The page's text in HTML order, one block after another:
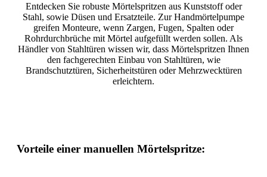
Entdecken Sie robuste Mörtelspritzen aus Kunststoff oder
Stahl, sowie Düsen und Ersatzteile. Zur Handmörtelpumpe
greifen Monteure, wenn Zargen, Fugen, Spalten oder
Rohrdurchbrüche mit Mörtel aufgefüllt werden sollen. Als
Händler von Stahltüren wissen wir, dass Mörtelspritzen Ihnen
den fachgerechten Einbau von Stahltüren, wie
Brandschutztüren, Sicherheitstüren oder Mehrzwecktüren
erleichtern.
Vorteile einer manuellen Mörtelspritze: